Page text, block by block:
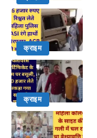
क्राइम
क्राइम